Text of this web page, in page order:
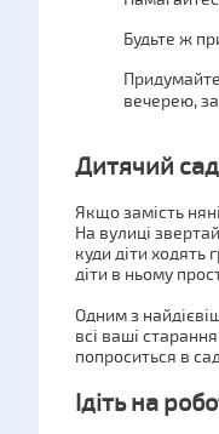
Будьте ж
Придумайте
вечерею,
Дитячий
Якщо замість
На вулиці
куди діти ходять
діти в ньому
Одним з
всі ваші
попроситься в
Ідіть на